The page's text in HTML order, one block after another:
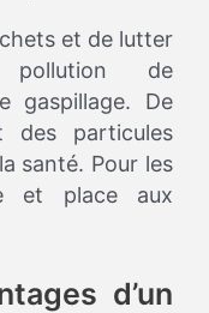
et de lutter
de
gaspillage. De
des particules
santé. Pour les
et place aux
d’un